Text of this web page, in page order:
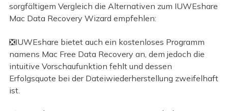
sorgfältigem Vergleich die Alternativen zum IUWEshare
Mac Data Recovery Wizard empfehlen:
❎IUWEshare bietet auch ein kostenloses Programm
namens Mac Free Data Recovery an, dem jedoch die
intuitive Vorschaufunktion fehlt und dessen
Erfolgsquote bei der Dateiwiederherstellung zweifelhaft
ist.